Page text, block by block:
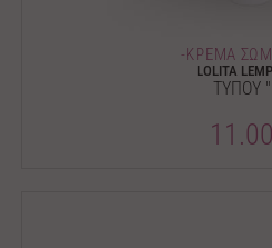
-ΚΡΕΜΑ
LOLITA
ΤΥΠΟΥ